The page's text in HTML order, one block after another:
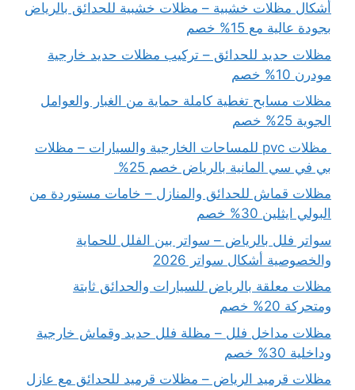
أشكال مظلات خشبية – مظلات خشبية للحدائق بالرياض
بجودة عالية مع 15% خصم
مظلات حديد للحدائق – تركيب مظلات حديد خارجية
مودرن 10% خصم
مظلات مسابح تغطية كاملة حماية من الغبار والعوامل
الجوية 25% خصم
مظلات pvc للمساحات الخارجية والسيارات – مظلات
بي في سي المانية بالرياض خصم 25%
مظلات قماش للحدائق والمنازل – خامات مستوردة من
البولي ايثلين 30% خصم
سواتر فلل بالرياض – سواتر بين الفلل للحماية
والخصوصية أشكال سواتر 2026
مظلات معلقة بالرياض للسيارات والحدائق ثابتة
ومتحركة 20% خصم
مظلات مداخل فلل – مظلة فلل حديد وقماش خارجية
وداخلية 30% خصم
مظلات قرميد الرياض – مظلات قرميد للحدائق مع عازل